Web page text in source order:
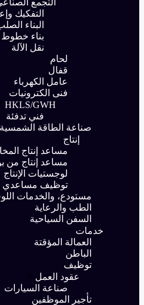
التفكيك
البناء
بناء خطوط
نقل الآلة
لحام
قفال
عامل الكهرباء
فنى الكترونيات
HKLS/GWH
فني تدفئة
صناعة الطاقة الشمسية
إنتاج
مساعد إنتاج
مساعد إنتاج من
لوجستيات الإنتاج
توظيف مساعدي
مستودع، والخدمات
الطب والرعاية
السفن السياحية
خدمات
العمالة المؤقتة
الباطن
توظيف
عقود العمل
صناعة السيارات
تأجير الموظفين